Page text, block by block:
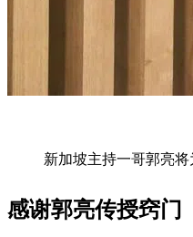
新加坡主持一哥郭亮将
感谢郭亮传授窍门